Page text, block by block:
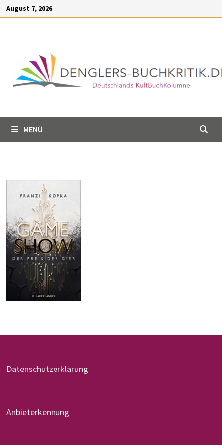
springen
Zum
Inhalt
August 7, 2026
MENÜ
Datenschutzerklärung
Anbieterkennung